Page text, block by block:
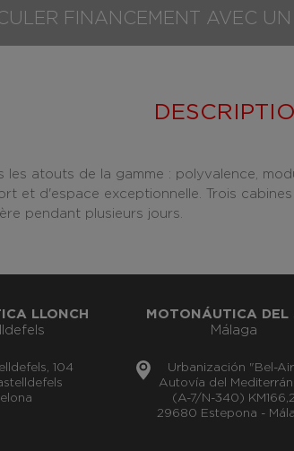
FINANCEMENT AVEC
les atouts de la gamme : polyvalence,
et d'espace exceptionnelle. Trois
pendant plusieurs jours.
LLONCH
104
MOTONÁUTICA DEL
Málaga
Urbanización "Bel-
Autovía del
(A-7/N-340) KM166,2
29680 Estepona -